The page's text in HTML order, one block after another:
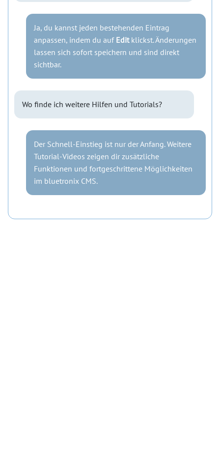
Ja, du kannst jeden bestehenden Eintrag
anpassen, indem du auf Editklickst. Änderungen
lassen sich sofort speichern und sind direkt
sichtbar.
Wo finde ich weitere Hilfen und Tutorials?
Der Schnell-Einstieg ist nur der Anfang. Weitere
Tutorial-Videos zeigen dir zusätzliche
Funktionen und fortgeschrittene Möglichkeiten
im bluetronix CMS.